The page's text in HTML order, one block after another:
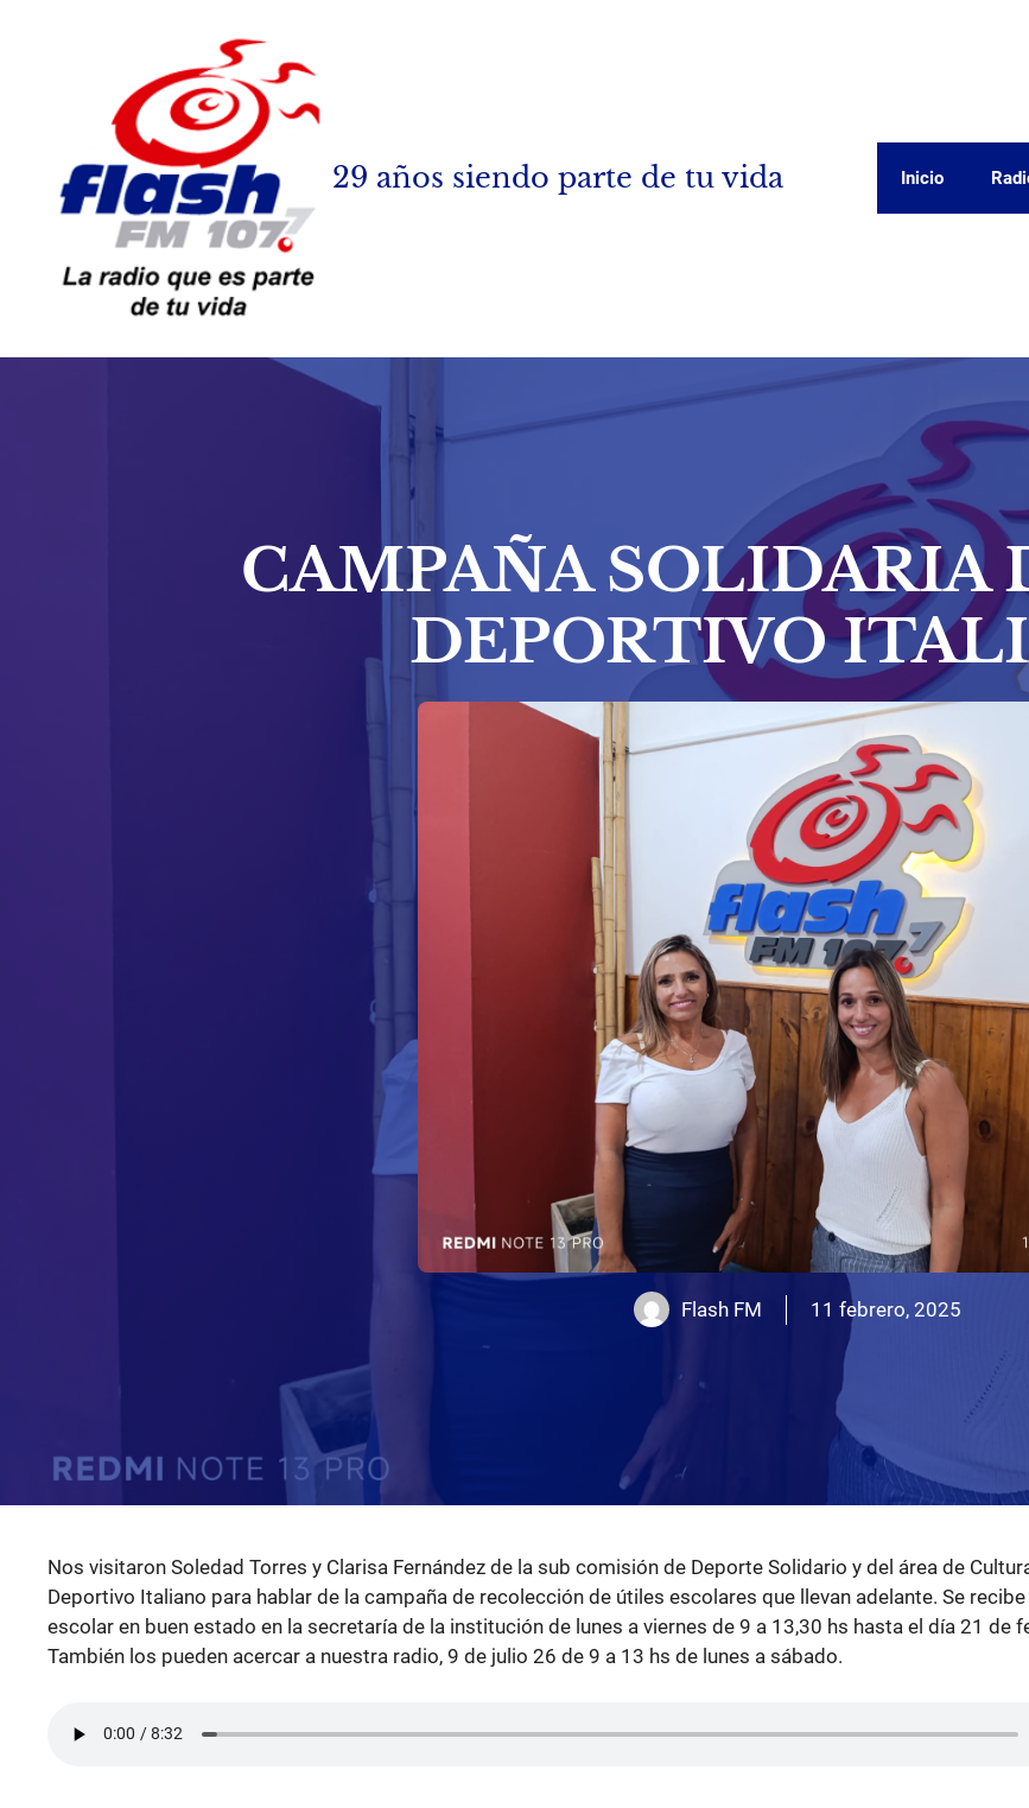
29 años siendo parte de tu vida Inicio
CAMPAÑA SOLIDARIA
DEPORTIVO
Flash FM 11 febrero, 2025
Nos visitaron Soledad Torres y Clarisa Fernández de la sub comisión de Deporte Solidario y del área de
Deportivo Italiano para hablar de la campaña de recolección de útiles escolares que llevan adelante. Se
escolar en buen estado en la secretaría de la institución de lunes a viernes de 9 a 13,30 hs hasta el día 21 de
También los pueden acercar a nuestra radio, 9 de julio 26 de 9 a 13 hs de lunes a sábado.